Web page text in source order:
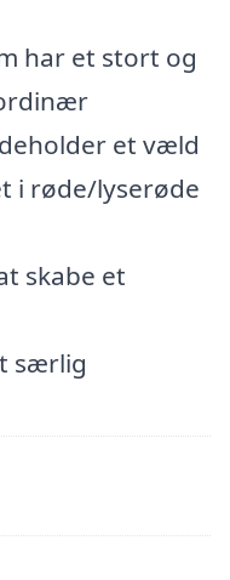
har et stort og
et væld
i røde/lyserøde
skabe et
særlig